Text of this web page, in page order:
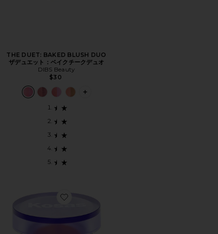
THE DUET: BAKED BLUSH DUO
ザデュエット：ベイクチークデュオ
DIBS Beauty
$30
PLUS ICON TO SEE MORE OPTIONS
Favorite BLUSH IS LIFE BAKED DIMENSIONAL +